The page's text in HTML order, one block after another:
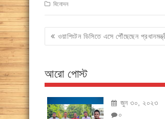
বিনোদন
Post
navigation
ওয়াশিংটন ডিসিতে এসে পৌঁছেছেন
আরো পোস্ট
জুন ৩০, ২০২৩
০